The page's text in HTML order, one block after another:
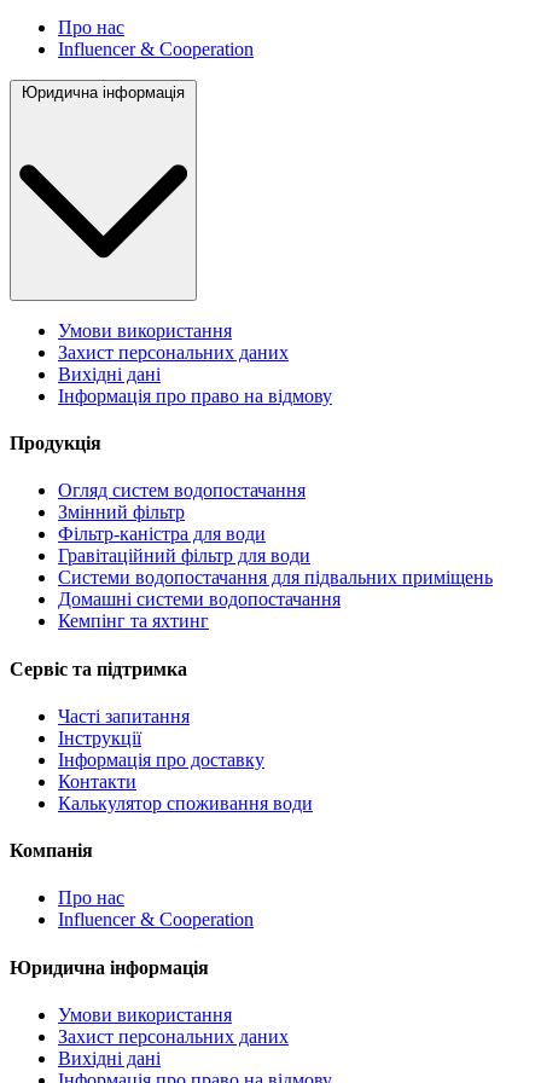
Про нас
Influencer & Cooperation
Юридична інформація
Умови використання
Захист персональних даних
Вихідні дані
Інформація про право на відмову
Продукція
Огляд систем водопостачання
Змінний фільтр
Фільтр-каністра для води
Гравітаційний фільтр для води
Системи водопостачання для підвальних приміщень
Домашні системи водопостачання
Кемпінг та яхтинг
Сервіс та підтримка
Часті запитання
Інструкції
Інформація про доставку
Контакти
Калькулятор споживання води
Компанія
Про нас
Influencer & Cooperation
Юридична інформація
Умови використання
Захист персональних даних
Вихідні дані